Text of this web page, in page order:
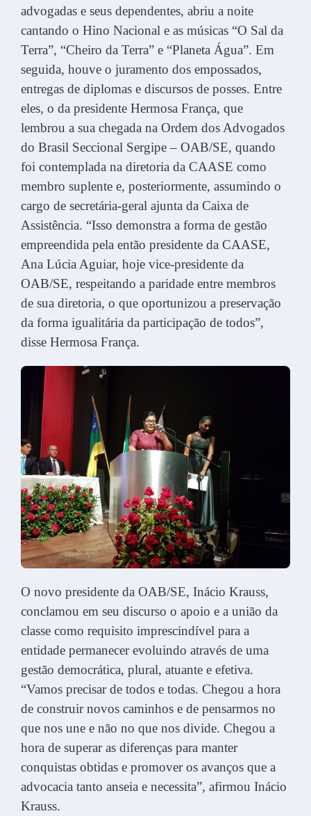
advogadas e seus dependentes, abriu a noite
cantando o Hino Nacional e as músicas “O Sal da
Terra”, “Cheiro da Terra” e “Planeta Água”. Em
seguida, houve o juramento dos empossados,
entregas de diplomas e discursos de posses. Entre
eles, o da presidente Hermosa França, que
lembrou a sua chegada na Ordem dos Advogados
do Brasil Seccional Sergipe – OAB/SE, quando
foi contemplada na diretoria da CAASE como
membro suplente e, posteriormente, assumindo o
cargo de secretária-geral ajunta da Caixa de
Assistência. “Isso demonstra a forma de gestão
empreendida pela então presidente da CAASE,
Ana Lúcia Aguiar, hoje vice-presidente da
OAB/SE, respeitando a paridade entre membros
de sua diretoria, o que oportunizou a preservação
da forma igualitária da participação de todos”,
disse Hermosa França.
O novo presidente da OAB/SE, Inácio Krauss,
conclamou em seu discurso o apoio e a união da
classe como requisito imprescindível para a
entidade permanecer evoluindo através de uma
gestão democrática, plural, atuante e efetiva.
“Vamos precisar de todos e todas. Chegou a hora
de construir novos caminhos e de pensarmos no
que nos une e não no que nos divide. Chegou a
hora de superar as diferenças para manter
conquistas obtidas e promover os avanços que a
advocacia tanto anseia e necessita”, afirmou Inácio
Krauss.